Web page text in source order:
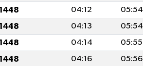
04:12 05:54
04:13 05:54
04:14 05:55
04:16 05:56